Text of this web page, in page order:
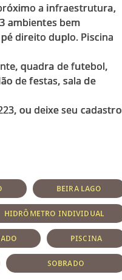
a infraestrutura,
ambientes bem
direito duplo. Piscina
quadra de futebol,
de festas, sala de
ou deixe seu cadastro
BEIRA LAGO
HIDRÔMETRO INDIVIDUAL
PISCINA
SOBRADO